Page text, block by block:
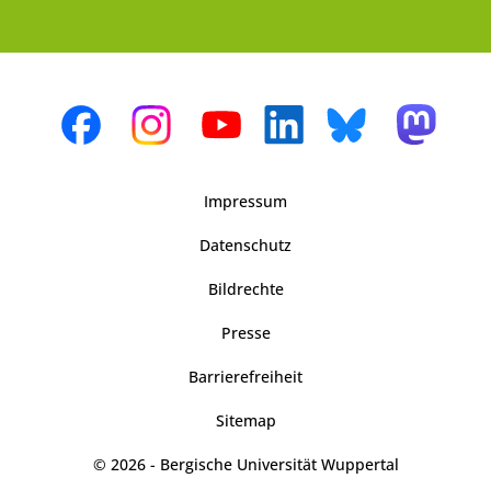
Impressum
Datenschutz
Bildrechte
Presse
Barrierefreiheit
Sitemap
© 2026 - Bergische Universität Wuppertal